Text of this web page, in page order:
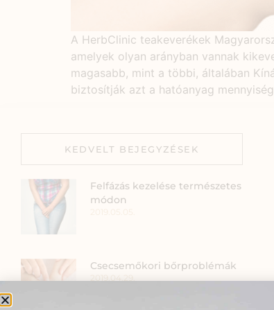
A HerbClinic teakeverékek
amelyek olyan arányban vannak
magasabb, mint a többi, általában
biztosítják azt a hatóanyag
KEDVELT BEJEGYZÉSEK
Felfázás kezelése természetes
módon
Csecsemőkori bőrproblémák
2019.04.29.